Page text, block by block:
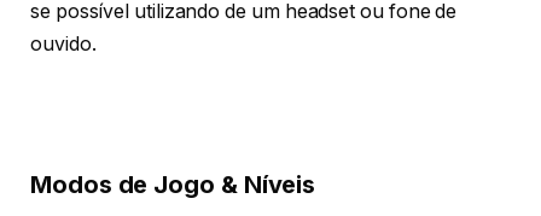
se possível utilizando de um headset ou fone de
ouvido.
Modos de Jogo & Níveis